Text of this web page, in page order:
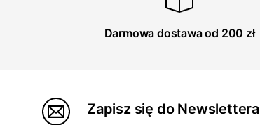
Darmowa dostawa od 200 zł
Zapisz się do Newslettera